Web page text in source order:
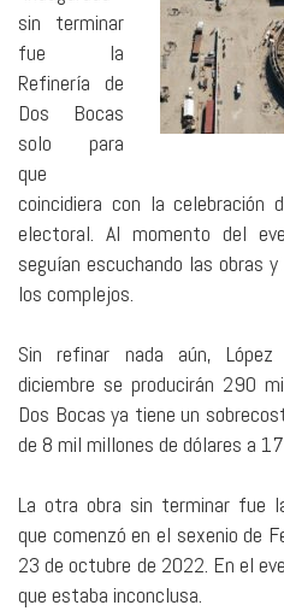
sin terminar
fue la
Refinería de
Dos Bocas
solo para
que
coincidiera con la
electoral. Al momento del
seguían escuchando las obras
los complejos.
Sin refinar nada aún, López
diciembre se producirán 290
Dos Bocas ya tiene un
de 8 mil millones de dólares a
La otra obra sin terminar fue
que comenzó en el sexenio de
23 de octubre de 2022. En el
que estaba inconclusa.